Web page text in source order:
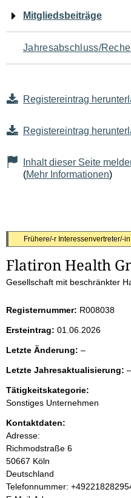
Mitgliedsbeiträge
Jahresabschluss/
Registereintrag
Registereintrag
Inhalt dieser Seite
(Mehr Informationen)
S
e
t
e
n
i
n
h
a
Frühere/-r Interessenvertreter/-
Flatiron Health
Gesellschaft mit beschränkter
Registernummer: R008038
Ersteintrag: 01.06.2026
Letzte Änderung: –l
e
r
Letzte Jahresaktualisierung: –
Tätigkeitskategorie:
Sonstiges Unternehmen
Kontaktdaten:
Adresse:
Richmodstraße 6
50667 Köln
Deutschland
K
Telefonnummer: